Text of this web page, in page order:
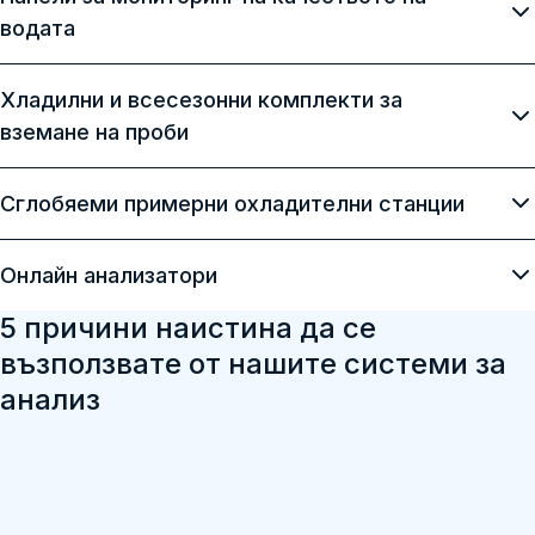
водата
Хладилни и всесезонни комплекти за
вземане на проби
Сглобяеми примерни охладителни станции
Онлайн анализатори
5 причини наистина да се
възползвате от нашите системи за
анализ